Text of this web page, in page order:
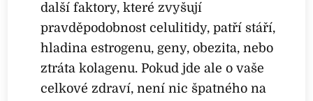
další faktory, které zvyšují
pravděpodobnost celulitidy, patří stáří,
hladina estrogenu, geny, obezita, nebo
ztráta kolagenu. Pokud jde ale o vaše
celkové zdraví, není nic špatného na